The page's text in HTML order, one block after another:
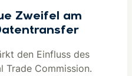
Zweifel am
den Einfluss des
Trade Commission.